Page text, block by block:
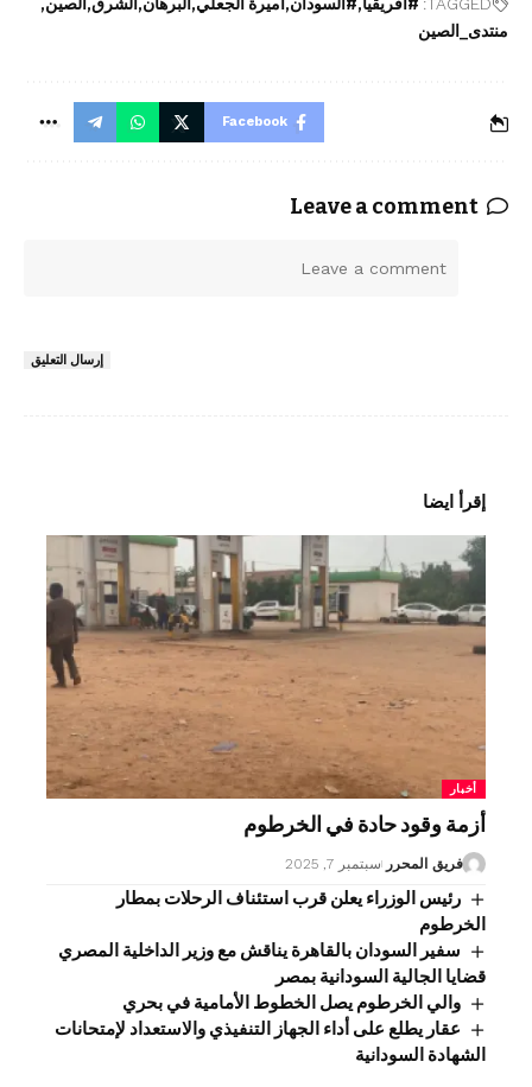
#افريقيا #السودان أميرة الجعلي البرهان الشرق الصين
منتدى_الصين
Facebook
Leave a comment
إرسال التعليق
إقرأ ايضا
أخبار
أزمة وقود حادة في الخرطوم
فريق المحرر سبتمبر 7, 2025
رئيس الوزراء يعلن قرب استئناف الرحلات بمطار
الخرطوم
سفير السودان بالقاهرة يناقش مع وزير الداخلية المصري
قضايا الجالية السودانية بمصر
والي الخرطوم يصل الخطوط الأمامية في بحري
عقار يطلع على أداء الجهاز التنفيذي والاستعداد لإمتحانات
الشهادة السودانية